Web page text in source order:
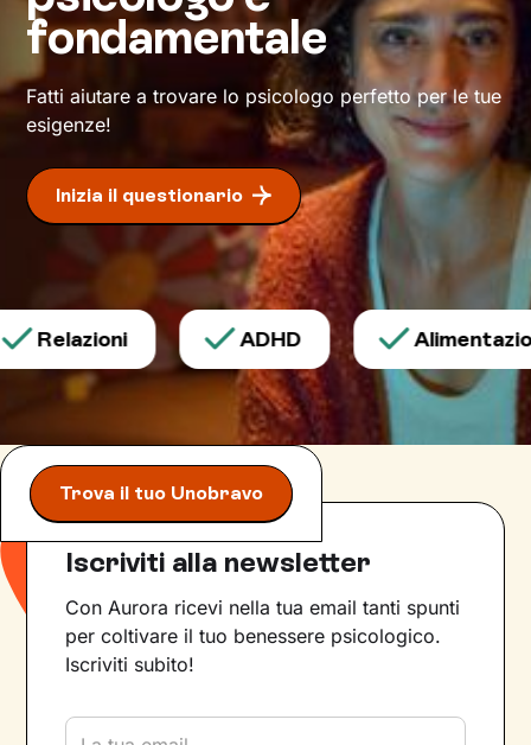
relazioni e non solo, e come ottenere un
maggiore benessere.
fondamentale
Fatti aiutare a trovare lo psicologo perfetto per le tue
esigenze!
Inizia il questionario
Relazioni ADHD
Trova il tuo Unobravo
Iscriviti alla newsletter
Con Aurora ricevi nella tua email tanti spunti
per coltivare il tuo benessere psicologico.
Iscriviti subito!